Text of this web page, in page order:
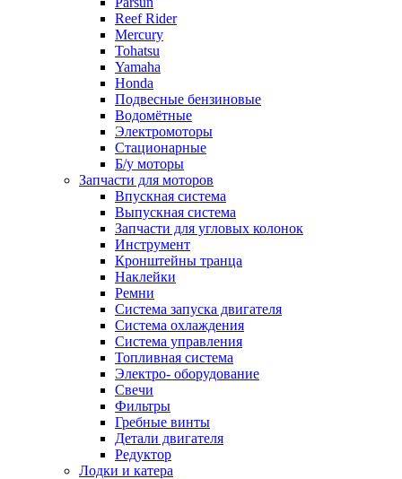
Reef Rider
Mercury
Tohatsu
Yamaha
Honda
Подвесные бензиновые
Водомётные
Электромоторы
Стационарные
Б/у моторы
Запчасти для моторов
Впускная система
Выпускная система
Запчасти для угловых колонок
Инструмент
Кронштейны транца
Наклейки
Ремни
Система запуска двигателя
Система охлаждения
Система управления
Топливная система
Электро- оборудование
Свечи
Фильтры
Гребные винты
Детали двигателя
Редуктор
Лодки и катера